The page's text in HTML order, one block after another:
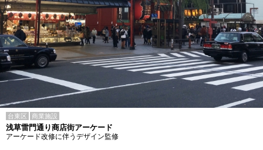
台東区 商業施設
浅草雷門通り商店街アーケード
アーケード改修に伴うデザイン監修